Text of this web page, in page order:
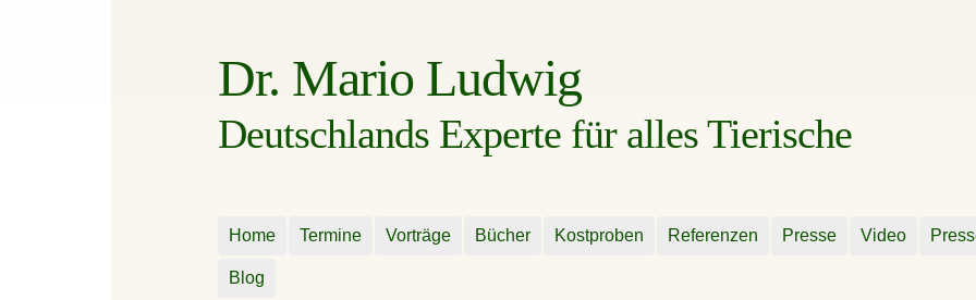
Dr. Mario Ludwig
Deutschlands Experte für alles Tierische
Home Termine Vorträge Bücher Kostproben Referenzen Presse Video
Blog